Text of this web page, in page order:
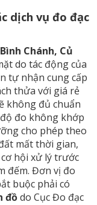
dịch vụ đo đạc
Chánh, Củ
do tác động của
tự nhận cung cấp
thửa với giá rẻ
không đủ chuẩn
đo không khớp
cho phép theo
mất thời gian,
hội xử lý trước
đếm. Đơn vị đo
buộc phải có
đồdo Cục Đo đạc